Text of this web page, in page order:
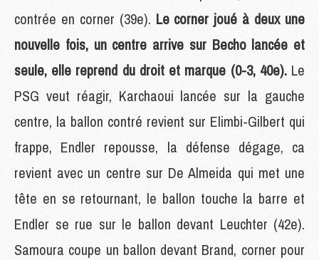
contrée en corner (39e). Le corner joué à deux une
nouvelle fois, un centre arrive sur Becho lancée et
seule, elle reprend du droit et marque (0-3, 40e).Le
PSG veut réagir, Karchaoui lancée sur la gauche
centre, la ballon contré revient sur Elimbi-Gilbert qui
frappe, Endler repousse, la défense dégage, ca
revient avec un centre sur De Almeida qui met une
tête en se retournant, le ballon touche la barre et
Endler se rue sur le ballon devant Leuchter (42e).
Samoura coupe un ballon devant Brand, corner pour